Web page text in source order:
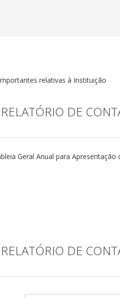
relativas à Instituição
DE
Geral Anual para
DE